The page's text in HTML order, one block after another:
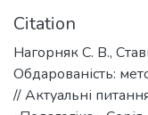
Citation
Нагорняк С. В.,
Обдарованість:
// Актуальні